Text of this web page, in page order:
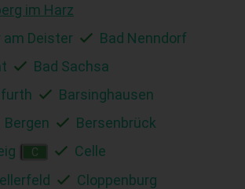
im Harz
am Deister
Bad Nenndorf
Bad Sachsa
Barsinghausen
Bergen
Bersenbrück
C
Celle
Cloppenburg